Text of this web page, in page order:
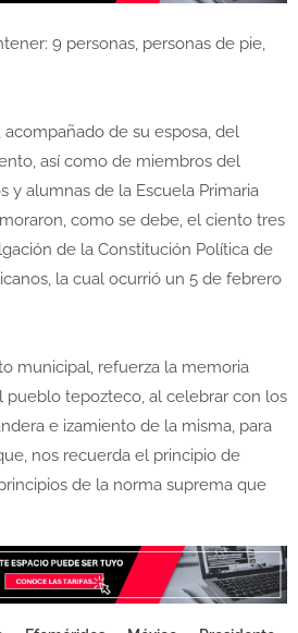
de su esposa, del
así como de miembros del
y alumnas de la Escuela Primaria
como se debe, el ciento tres
de la Constitución Política de
la cual ocurrió un 5 de febrero
municipal, refuerza la memoria
pueblo tepozteco, al celebrar con los
e izamiento de la misma, para
nos recuerda el principio de
de la norma suprema que